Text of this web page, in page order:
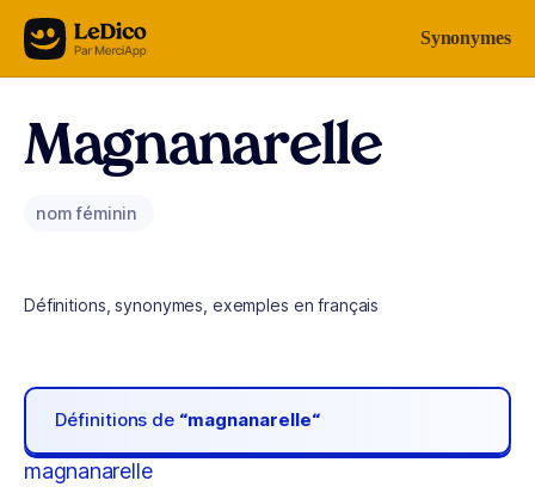
Aller au contenu Synonymes
Magnanarelle
nom féminin
Définitions, synonymes, exemples en français
Définitions de “magnanarelle“
magnanarelle